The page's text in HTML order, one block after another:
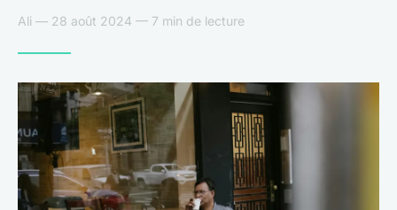
Ali — 28 août 2024 — 7 min de lecture